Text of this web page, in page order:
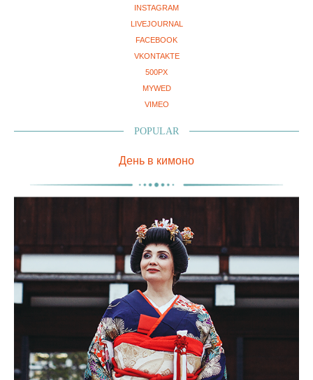
INSTAGRAM
LIVEJOURNAL
FACEBOOK
VKONTAKTE
500PX
MYWED
VIMEO
POPULAR
День в кимоно